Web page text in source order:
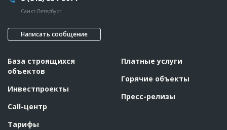
Санкт-Петербург
Написать сообщение
База строящихся
объектов
Инвестпроекты
Call-центр
Тарифы
Платные услуги
Горячие объекты
Пресс-релизы